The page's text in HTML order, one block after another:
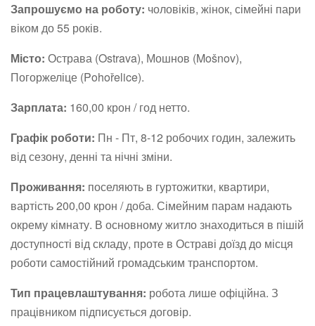
Запрошуємо на роботу: чоловіків, жінок, сімейні пари
віком до 55 років.
Місто: Острава (Ostrava), Мошнов (Mošnov),
Погоржеліце (Pohořelice).
Зарплата: 160,00 крон / год нетто.
Графік роботи: Пн - Пт, 8-12 робочих годин, залежить
від сезону, денні та нічні зміни.
Проживання: поселяють в гуртожитки, квартири,
вартість 200,00 крон / доба. Сімейним парам надають
окрему кімнату. В основному житло знаходиться в пішій
доступності від складу, проте в Остраві доїзд до місця
роботи самостійний громадським транспортом.
Тип працевлаштування: робота лише офіційна. З
працівником підписується договір.